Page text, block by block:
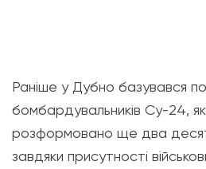
Раніше у Дубно базувався
бомбардувальників Су-24,
розформовано ще два
завдяки присутності